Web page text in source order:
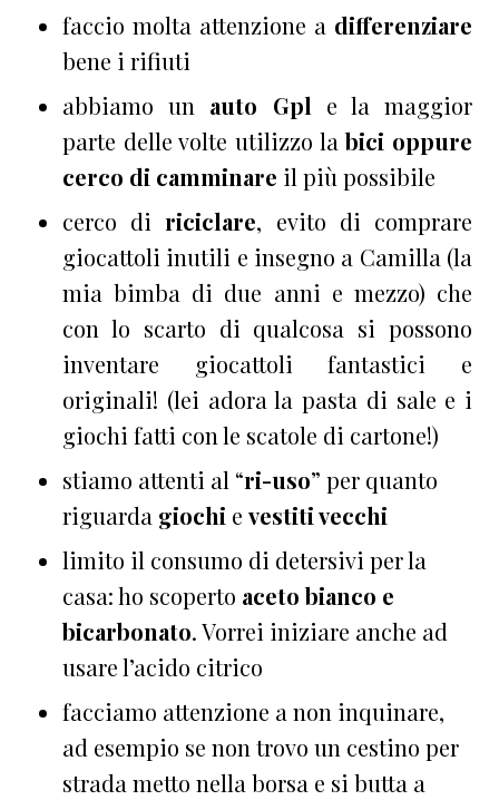
faccio molta attenzione a differenziare
bene i rifiuti
abbiamo un auto Gpl e la maggior
parte delle volte utilizzo labici oppure
cerco di camminare il più possibile
cerco diriciclare, evito di comprare
giocattoli inutili e insegno a Camilla (la
mia bimba di due anni e mezzo) che
con lo scarto di qualcosa si possono
inventare giocattoli fantastici e
originali! (lei adora la pasta di sale e i
giochi fatti con le scatole di cartone!)
stiamo attenti al “ri-uso” per quanto
riguarda giochi e vestiti vecchi
limito il consumo di detersivi per la
casa: ho scoperto aceto bianco e
bicarbonato. Vorrei iniziare anche ad
usare l’acido citrico
facciamo attenzione a non inquinare,
ad esempio se non trovo un cestino per
strada metto nella borsa e si butta a